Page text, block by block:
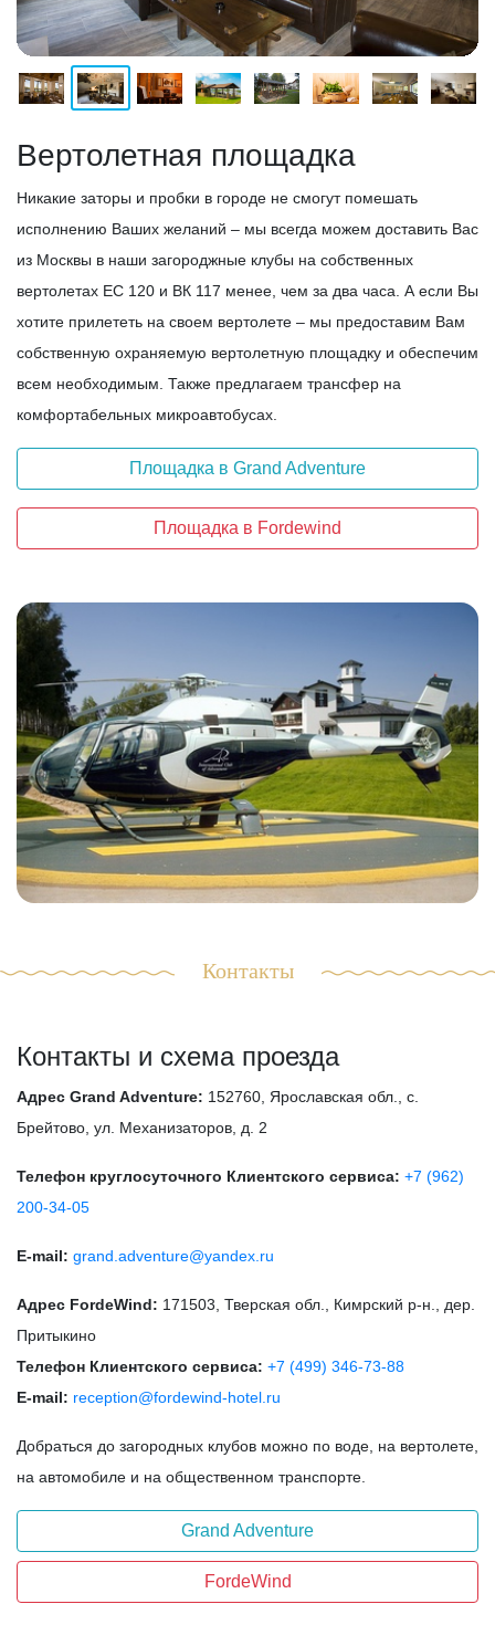
Вертолетная площадка
Никакие заторы и пробки в городе не смогут помешать
исполнению Ваших желаний – мы всегда можем доставить Вас
из Москвы в наши загороджные клубы на собственных
вертолетах ЕС 120 и ВК 117 менее, чем за два часа. А если Вы
хотите прилететь на своем вертолете – мы предоставим Вам
собственную охраняемую вертолетную площадку и обеспечим
всем необходимым. Также предлагаем трансфер на
комфортабельных микроавтобусах.
Площадка в Grand Adventure
Площадка в Fordewind
Контакты
Контакты и схема проезда
Адрес Grand Adventure: 152760, Ярославская обл., с.
Брейтово, ул. Механизаторов, д. 2
Телефон круглосуточного Клиентского сервиса: +7 (962)
200-34-05
E-mail: grand.adventure@yandex.ru
Адрес FordeWind: 171503, Тверская обл., Кимрский р-н., дер.
Притыкино
Телефон Клиентского сервиса: +7 (499) 346-73-88
E-mail: reception@fordewind-hotel.ru
Добраться до загородных клубов можно по воде, на вертолете,
на автомобиле и на общественном транспорте.
Grand Adventure
FordeWind